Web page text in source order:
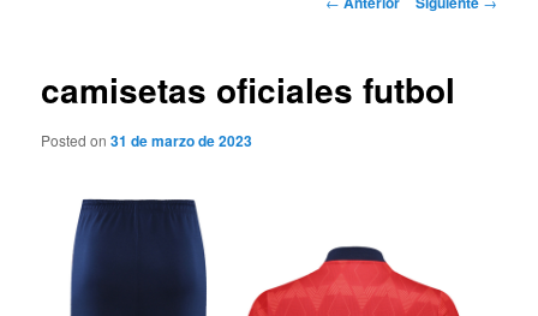
camisetas oficiales futbol
Posted on31 de marzo de 2023